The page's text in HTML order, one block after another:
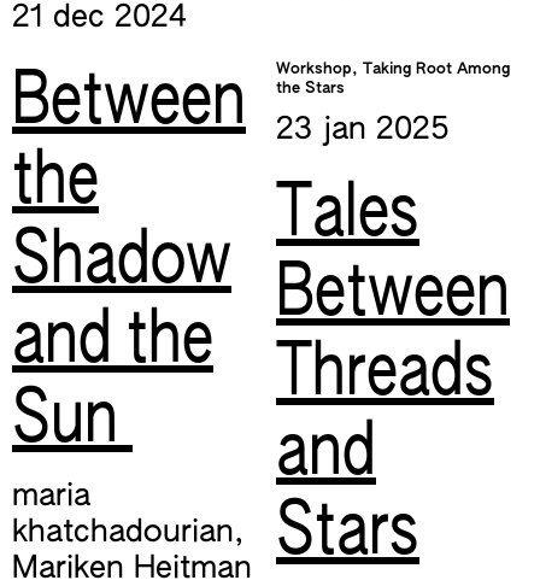
21 dec 2024
Between
the
Shadow
and the
Sun
maria
khatchadourian,
Mariken Heitman
Workshop, Taking Root Among
the Stars
23 jan 2025
Tales
Between
Threads
and
Stars